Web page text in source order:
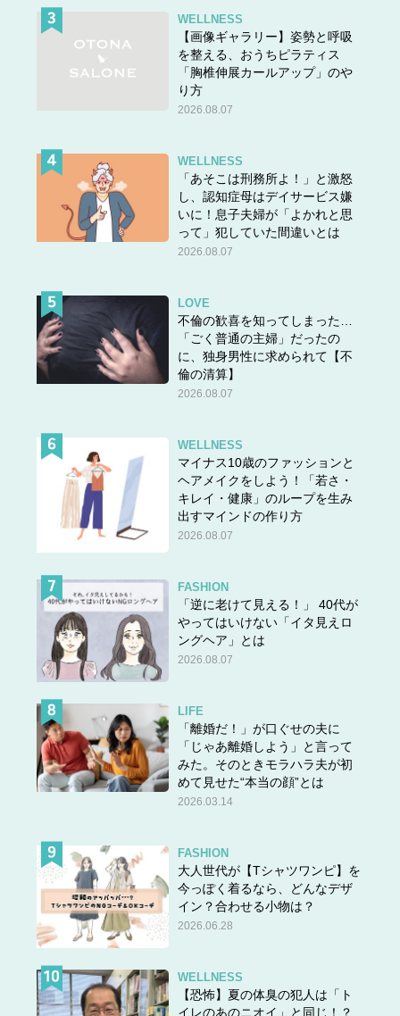
WELLNESS
【画像ギャラリー】姿勢と呼吸
を整える、おうちピラティス
「胸椎伸展カールアップ」のや
り方
2026.08.07
WELLNESS
「あそこは刑務所よ！」と激怒
し、認知症母はデイサービス嫌
いに！息子夫婦が「よかれと思
って」犯していた間違いとは
2026.08.07
LOVE
不倫の歓喜を知ってしまった…
「ごく普通の主婦」だったの
に、独身男性に求められて【不
倫の清算】
2026.08.07
WELLNESS
マイナス10歳のファッションと
ヘアメイクをしよう！「若さ・
キレイ・健康」のループを生み
出すマインドの作り方
2026.08.07
FASHION
「逆に老けて見える！」 40代が
やってはいけない「イタ見えロ
ングヘア」とは
2026.08.07
LIFE
「離婚だ！」が口ぐせの夫に
「じゃあ離婚しよう」と言って
みた。そのときモラハラ夫が初
めて見せた“本当の顔”とは
2026.03.14
FASHION
大人世代が【Tシャツワンピ】を
今っぽく着るなら、どんなデザ
イン？合わせる小物は？
2026.06.28
WELLNESS
【恐怖】夏の体臭の犯人は「ト
イレのあのニオイ」と同じ！？